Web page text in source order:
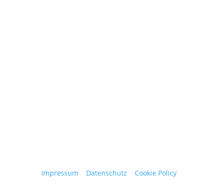
Impressum Datenschutz Cookie Policy